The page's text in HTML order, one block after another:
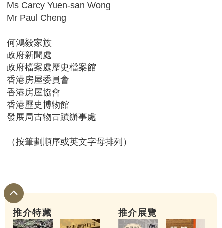
Ms Carcy Yuen-san Wong
Mr Paul Cheng
何鴻毅家族
政府新聞處
政府檔案處歷史檔案館
香港房屋委員會
香港房屋協會
香港歷史博物館
發展局古物古蹟辦事處
（按筆劃順序或英文字母排列）
推介特藏 推介展覽